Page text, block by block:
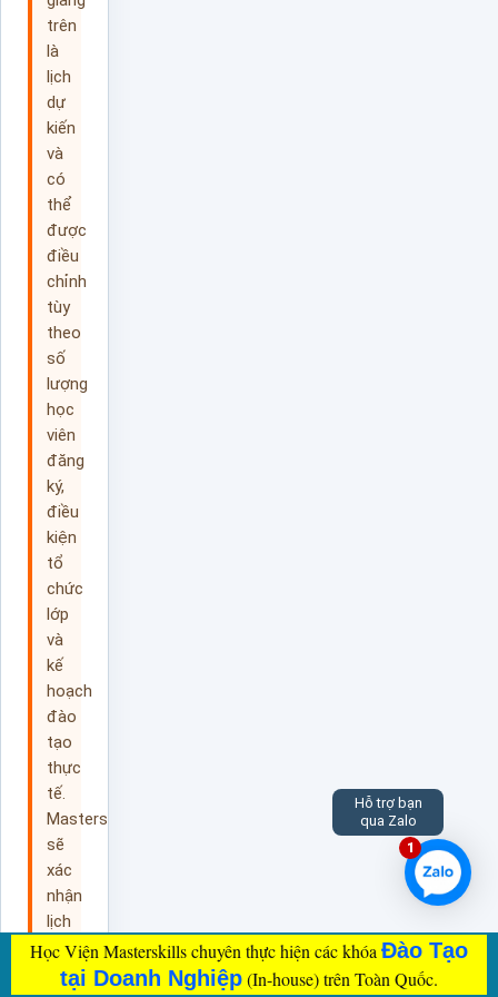
trên
là
lịch
dự
kiến
và
có
thể
được
điều
chỉnh
tùy
theo
số
lượng
học
viên
đăng
ký,
điều
kiện
tổ
chức
lớp
và
kế
hoạch
đào
tạo
thực
tế.
Masterskills
sẽ
xác
nhận
lịch
học
chính
1
Hỗ trợ bạn
qua Zalo
Học Viện Masterskills chuyên thực hiện các khóa Đào Tạo
tại Doanh Nghiệp(In-house) trên Toàn Quốc.